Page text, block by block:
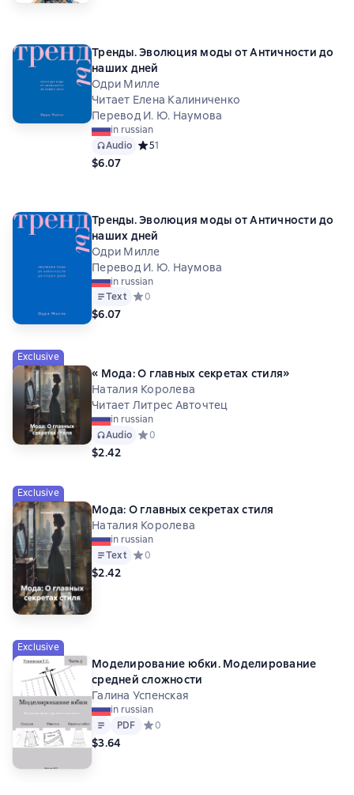
Тренды. Эволюция моды от Античности до
наших дней
Одри Милле
Читает Елена Калиниченко
Перевод И. Ю. Наумова
in russian
Audio Средний рейтинг 5 на основе 1 оценок
51
$6.07
Тренды. Эволюция моды от Античности до
наших дней
Одри Милле
Перевод И. Ю. Наумова
in russian
Text Средний рейтинг 0 на основе 0 оценок
0
$6.07
Exclusive
« Мода: О главных секретах стиля»
Наталия Королева
Читает Литрес Авточтец
in russian
Audio Средний рейтинг 0 на основе 0 оценок
0
$2.42
Exclusive
Мода: О главных секретах стиля
Наталия Королева
in russian
Text Средний рейтинг 0 на основе 0 оценок
0
$2.42
Exclusive
Моделирование юбки. Моделирование
средней сложности
Галина Успенская
in russian
Text
PDF
PDF Средний рейтинг 0 на основе 0 оценок
0
$3.64